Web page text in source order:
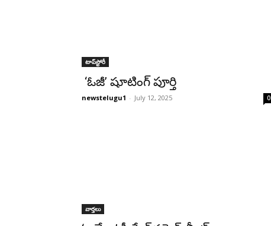
టాప్‌స్టోరీ
‘ఓజీ’ షూటింగ్ పూర్తి
newstelugu1 - July 12, 2025 0
వార్తలు